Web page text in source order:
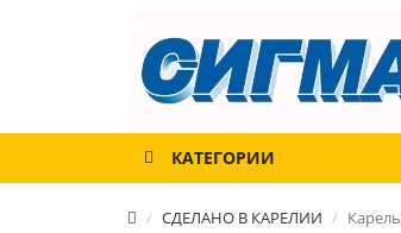
КАТЕГОРИИ
СДЕЛАНО В КАРЕЛИИ